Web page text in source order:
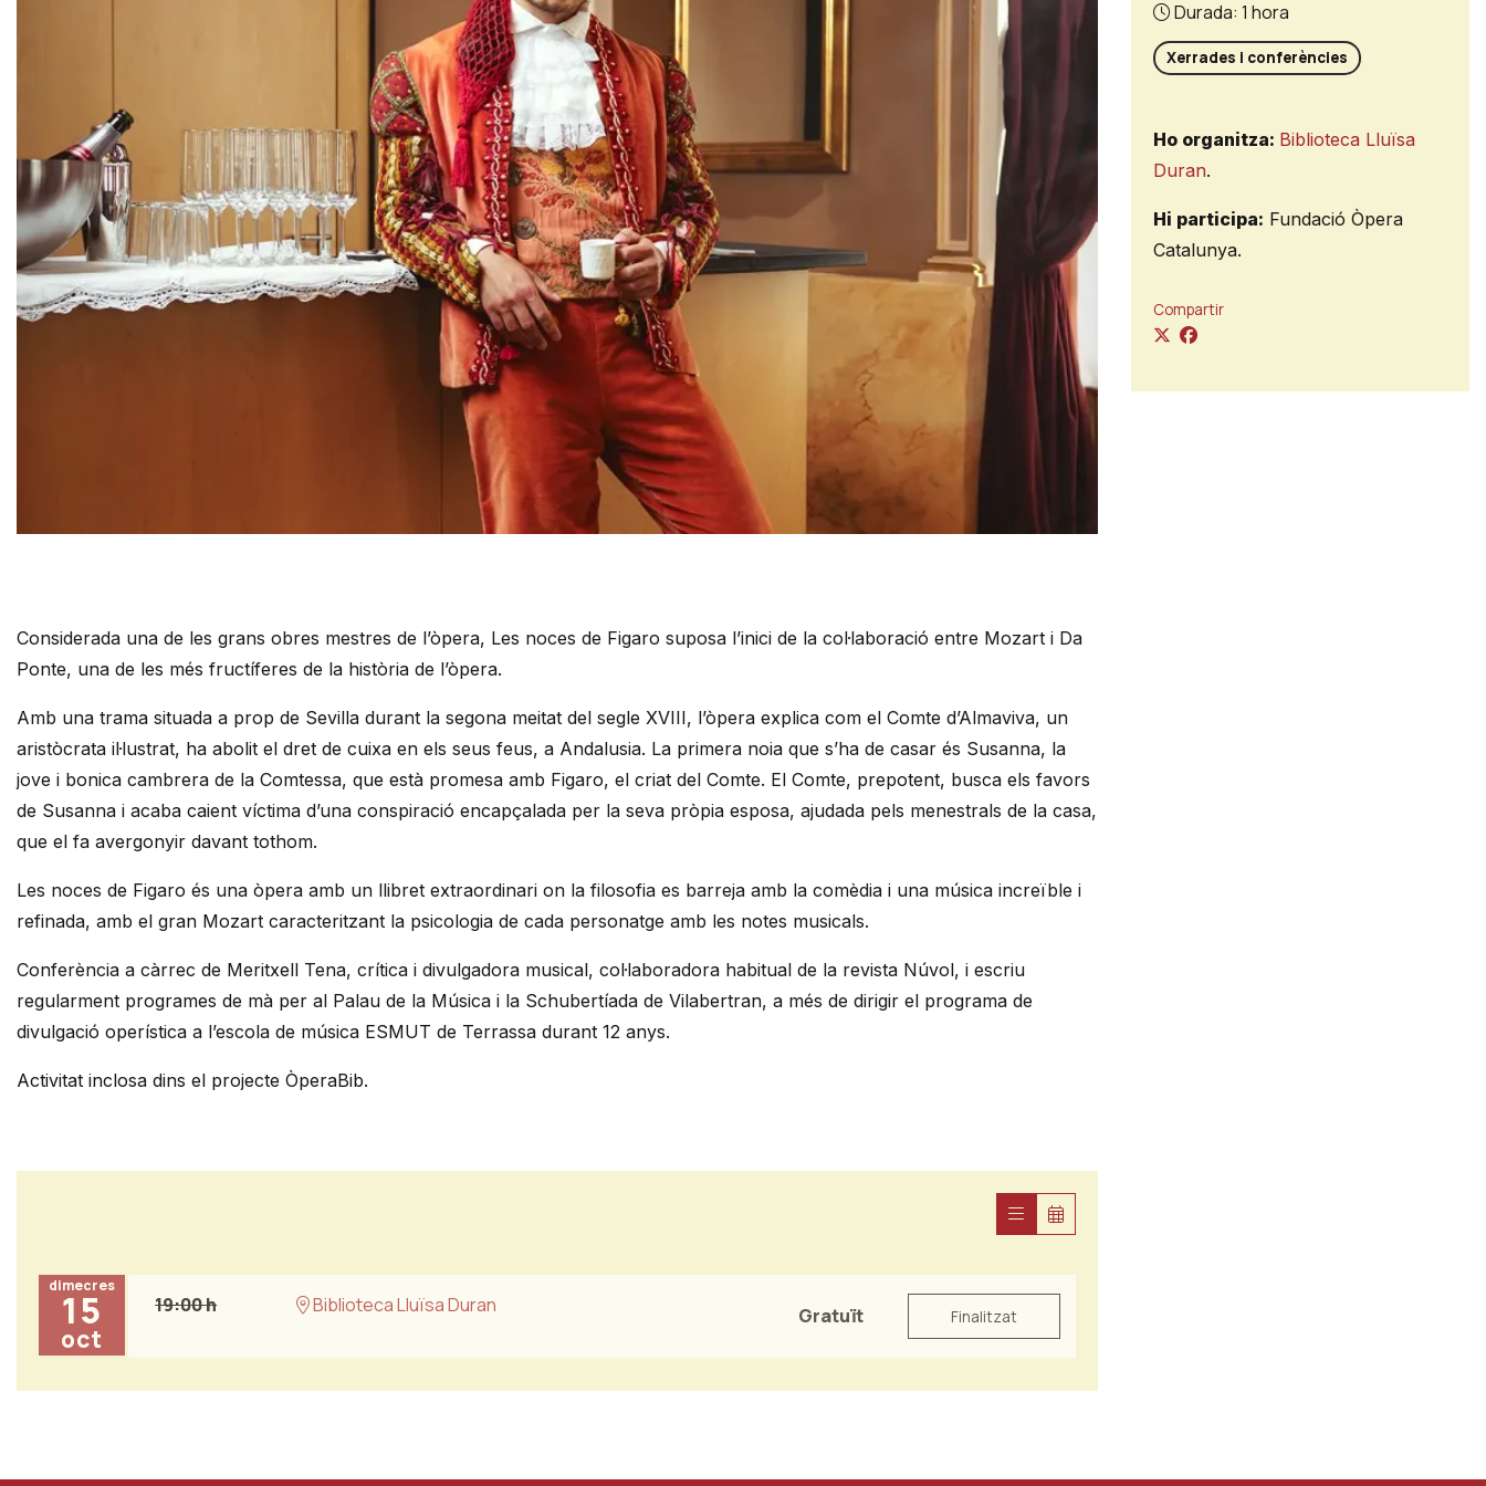
Durada: 1 hora
Xerrades i conferències
Ho organitza: Biblioteca Lluïsa
Duran.
Hi participa: Fundació Òpera
Catalunya.
Compartir
Considerada una de les grans obres mestres de l’òpera, Les noces de Figaro suposa l’inici de la col·laboració entre Mozart i Da
Ponte, una de les més fructíferes de la història de l’òpera.
Amb una trama situada a prop de Sevilla durant la segona meitat del segle XVIII, l’òpera explica com el Comte d’Almaviva, un
aristòcrata il·lustrat, ha abolit el dret de cuixa en els seus feus, a Andalusia. La primera noia que s’ha de casar és Susanna, la
jove i bonica cambrera de la Comtessa, que està promesa amb Figaro, el criat del Comte. El Comte, prepotent, busca els favors
de Susanna i acaba caient víctima d’una conspiració encapçalada per la seva pròpia esposa, ajudada pels menestrals de la casa,
que el fa avergonyir davant tothom.
Les noces de Figaro és una òpera amb un llibret extraordinari on la filosofia es barreja amb la comèdia i una música increïble i
refinada, amb el gran Mozart caracteritzant la psicologia de cada personatge amb les notes musicals.
Conferència a càrrec de Meritxell Tena, crítica i divulgadora musical, col·laboradora habitual de la revista Núvol, i escriu
regularment programes de mà per al Palau de la Música i la Schubertíada de Vilabertran, a més de dirigir el programa de
divulgació operística a l’escola de música ESMUT de Terrassa durant 12 anys.
Activitat inclosa dins el projecte ÒperaBib.
dimecres
15
oct
19:00 h Biblioteca Lluïsa Duran Gratuït Finalitzat